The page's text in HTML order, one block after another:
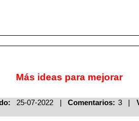
Más ideas para mejorar
25-07-2022 | Comentarios: 3 |